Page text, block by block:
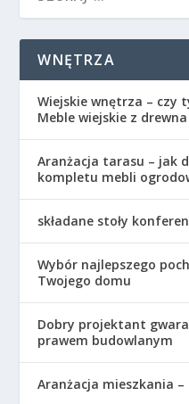
WNĘTRZA
Wiejskie wnętrza – czy
Meble wiejskie z
Aranżacja tarasu – jak
kompletu mebli
składane stoły
Wybór najlepszego
Twojego domu
Dobry projektant
prawem budowlanym
Aranżacja mieszkania